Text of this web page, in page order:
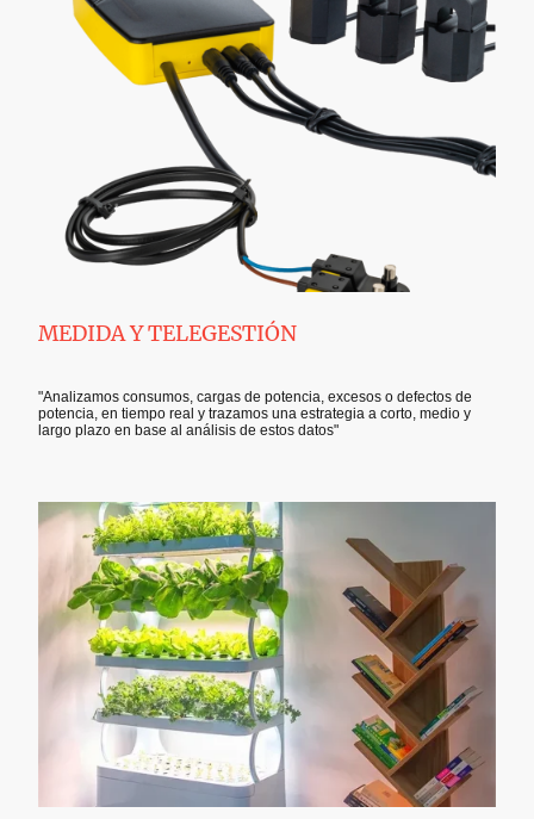
MEDIDA Y TELEGESTIÓN
"Analizamos consumos, cargas de potencia, excesos o defectos de
potencia, en tiempo real y trazamos una estrategia a corto, medio y
largo plazo en base al análisis de estos datos"